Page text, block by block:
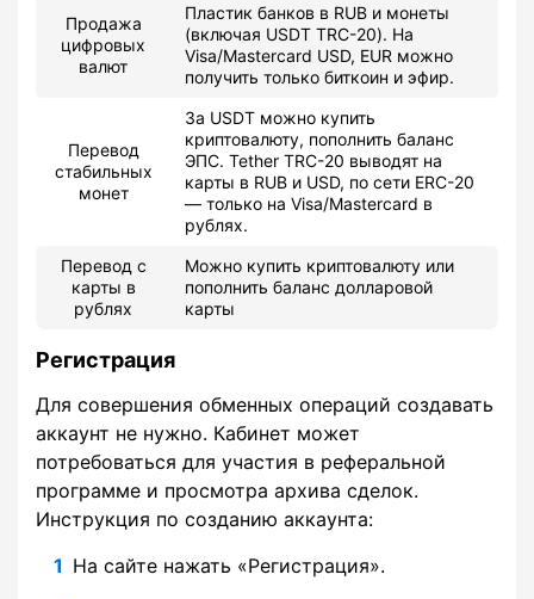
Продажа
цифровых
валют
Пластик банков в RUB и монеты
(включая USDT TRC-20). На
Visa/Mastercard USD, EUR можно
получить только биткоин и эфир.
Перевод
стабильных
монет
За USDT можно купить
криптовалюту, пополнить баланс
ЭПС. Tether TRC-20 выводят на
карты в RUB и USD, по сети ERC-20
— только на Visa/Mastercard в
рублях.
Перевод с
карты в
рублях
Можно купить криптовалюту или
пополнить баланс долларовой
карты
Регистрация
Для совершения обменных операций создавать
аккаунт не нужно. Кабинет может
потребоваться для участия в реферальной
программе и просмотра архива сделок.
Инструкция по созданию аккаунта:
На сайте нажать «Регистрация».